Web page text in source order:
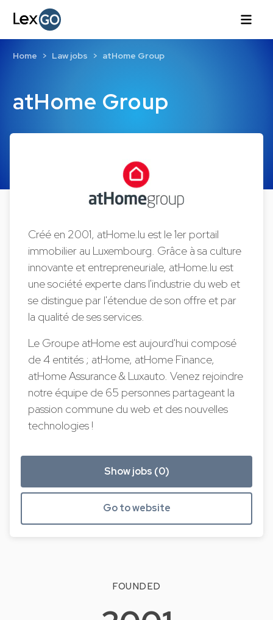
atHome Group
Home Law jobs atHome Group
Créé en 2001, atHome.lu est le 1er portail
immobilier au Luxembourg. Grâce à sa culture
innovante et entrepreneuriale, atHome.lu est
une société experte dans l'industrie du web et
se distingue par l'étendue de son offre et par
la qualité de ses services.
Le Groupe atHome est aujourd'hui composé
de 4 entités ; atHome, atHome Finance,
atHome Assurance & Luxauto. Venez rejoindre
notre équipe de 65 personnes partageant la
passion commune du web et des nouvelles
technologies !
Show jobs (0)
Go to website
FOUNDED